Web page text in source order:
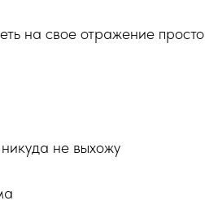
на свое отражение просто
не выхожу